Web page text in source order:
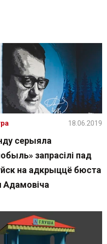
серыяла
запрасілі пад
на адкрыццё бюста
Адамовіча
18.06.2019